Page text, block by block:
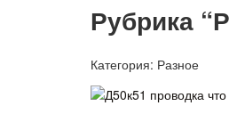
Рубрика
Категория: Разное